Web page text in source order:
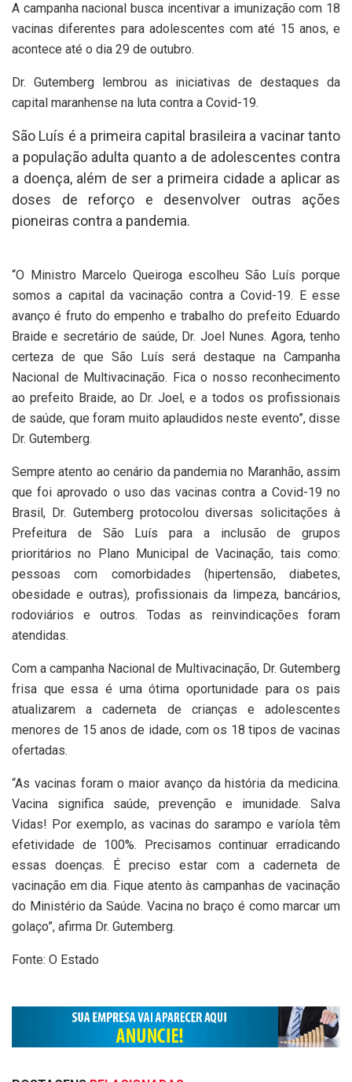
A campanha nacional busca incentivar a imunização com 18
vacinas diferentes para adolescentes com até 15 anos, e
acontece até o dia 29 de outubro.
Dr. Gutemberg lembrou as iniciativas de destaques da
capital maranhense na luta contra a Covid-19.
São Luís é a primeira capital brasileira a vacinar tanto
a população adulta quanto a de adolescentes contra
a doença, além de ser a primeira cidade a aplicar as
doses de reforço e desenvolver outras ações
pioneiras contra a pandemia.
“O Ministro Marcelo Queiroga escolheu São Luís porque
somos a capital da vacinação contra a Covid-19. E esse
avanço é fruto do empenho e trabalho do prefeito Eduardo
Braide e secretário de saúde, Dr. Joel Nunes. Agora, tenho
certeza de que São Luís será destaque na Campanha
Nacional de Multivacinação. Fica o nosso reconhecimento
ao prefeito Braide, ao Dr. Joel, e a todos os profissionais
de saúde, que foram muito aplaudidos neste evento”, disse
Dr. Gutemberg.
Sempre atento ao cenário da pandemia no Maranhão, assim
que foi aprovado o uso das vacinas contra a Covid-19 no
Brasil, Dr. Gutemberg protocolou diversas solicitações à
Prefeitura de São Luís para a inclusão de grupos
prioritários no Plano Municipal de Vacinação, tais como:
pessoas com comorbidades (hipertensão, diabetes,
obesidade e outras), profissionais da limpeza, bancários,
rodoviários e outros. Todas as reinvindicações foram
atendidas.
Com a campanha Nacional de Multivacinação, Dr. Gutemberg
frisa que essa é uma ótima oportunidade para os pais
atualizarem a caderneta de crianças e adolescentes
menores de 15 anos de idade, com os 18 tipos de vacinas
ofertadas.
“As vacinas foram o maior avanço da história da medicina.
Vacina significa saúde, prevenção e imunidade. Salva
Vidas! Por exemplo, as vacinas do sarampo e varíola têm
efetividade de 100%. Precisamos continuar erradicando
essas doenças. É preciso estar com a caderneta de
vacinação em dia. Fique atento às campanhas de vacinação
do Ministério da Saúde. Vacina no braço é como marcar um
golaço”, afirma Dr. Gutemberg.
Fonte: O Estado